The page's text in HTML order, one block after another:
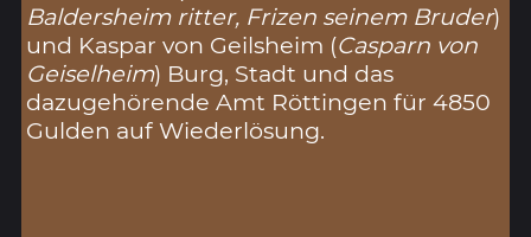
Baldersheim ritter, Frizen seinem Bruder)
und Kaspar von Geilsheim (Casparn von
Geiselheim) Burg, Stadt und das
dazugehörende Amt Röttingen für 4850
Gulden auf Wiederlösung.